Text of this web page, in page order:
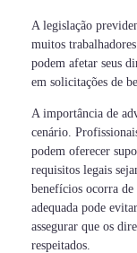
A legislação
muitos
podem afetar seus
em solicitações de
A importância de
cenário.
podem oferecer
requisitos legais
benefícios ocorra
adequada pode
assegurar que os
respeitados.